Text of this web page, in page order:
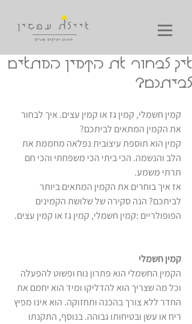
איך לבחור את הקמין המתאים
לביתכם?
קמין חשמלי, קמין גז או קמין עצים. איך לבחור
את הקמין המתאים לביתכם?
קמין הוא תוספת עיצובית נפלאה מחממת את
הלב והנשמה. הכי ביתי הכי משפחתי והכי חם
תרתי משמע.
אז איך בוחרים את הקמין המתאים ביותר
לביתכם? הנה סקירה של שלושת הקמינים
הפופולריים :קמין חשמלי, קמין גז או קמין עצים.
קמין חשמלי
הקמין החשמלי הוא פתרון נוח ופשוט להפעלה
וכל מה שצריך הוא להדליקו ומיד הוא יחמם את
החדר ללא צורך בהכנה ותחזוקה. הוא אינו מפיץ
ריח או עשן ובטיחותו גבוהה. בנוסף, התקנתו